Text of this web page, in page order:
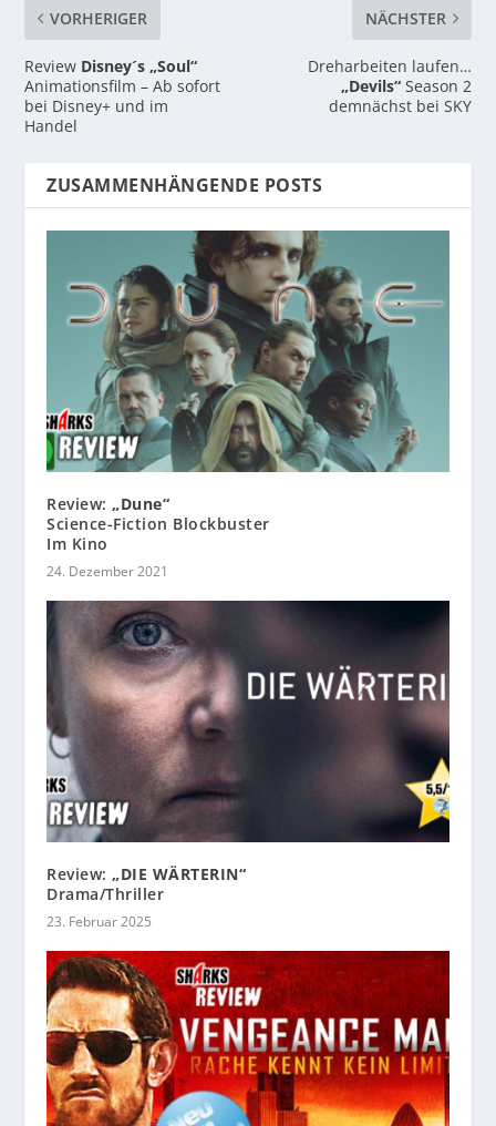
VORHERIGER
Review Disney´s „Soul“
Animationsfilm – Ab sofort
bei Disney+ und im
Handel
NÄCHSTER
Dreharbeiten laufen…
„Devils“Season 2
demnächst bei SKY
ZUSAMMENHÄNGENDE POSTS
Review:„Dune“
Science-Fiction Blockbuster
Im Kino
24. Dezember 2021
Review:„DIE WÄRTERIN“
Drama/Thriller
23. Februar 2025